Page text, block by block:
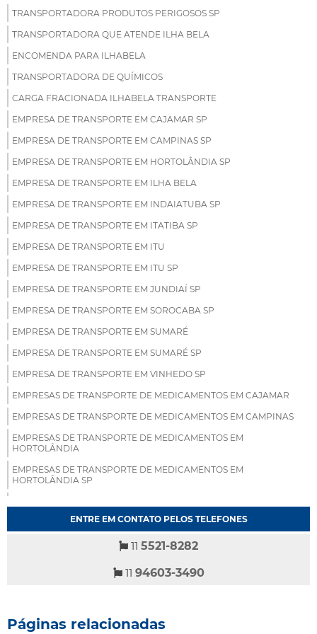
TRANSPORTADORA PRODUTOS PERIGOSOS SP
TRANSPORTADORA QUE ATENDE ILHA BELA
ENCOMENDA PARA ILHABELA
TRANSPORTADORA DE QUÍMICOS
CARGA FRACIONADA ILHABELA TRANSPORTE
EMPRESA DE TRANSPORTE EM CAJAMAR SP
EMPRESA DE TRANSPORTE EM CAMPINAS SP
EMPRESA DE TRANSPORTE EM HORTOLÂNDIA SP
EMPRESA DE TRANSPORTE EM ILHA BELA
EMPRESA DE TRANSPORTE EM INDAIATUBA SP
EMPRESA DE TRANSPORTE EM ITATIBA SP
EMPRESA DE TRANSPORTE EM ITU
EMPRESA DE TRANSPORTE EM ITU SP
EMPRESA DE TRANSPORTE EM JUNDIAÍ SP
EMPRESA DE TRANSPORTE EM SOROCABA SP
EMPRESA DE TRANSPORTE EM SUMARÉ
EMPRESA DE TRANSPORTE EM SUMARÉ SP
EMPRESA DE TRANSPORTE EM VINHEDO SP
EMPRESAS DE TRANSPORTE DE MEDICAMENTOS EM CAJAMAR
EMPRESAS DE TRANSPORTE DE MEDICAMENTOS EM CAMPINAS
EMPRESAS DE TRANSPORTE DE MEDICAMENTOS EM
HORTOLÂNDIA
EMPRESAS DE TRANSPORTE DE MEDICAMENTOS EM
HORTOLÂNDIA SP
EMPRESAS DE TRANSPORTE DE MEDICAMENTOS EM ITATIBA
EMPRESAS DE TRANSPORTE DE MEDICAMENTOS EM ITU
EMPRESAS DE TRANSPORTE DE MEDICAMENTOS EM JUNDIAÍ
EMPRESAS DE TRANSPORTE DE MEDICAMENTOS EM VINHEDO
ENTRE EM CONTATO PELOS TELEFONES
11 5521-8282
11 94603-3490
Páginas relacionadas